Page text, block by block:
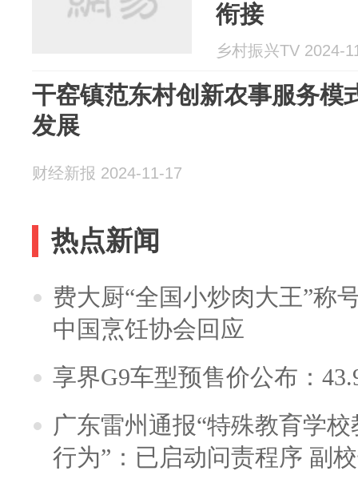
衔接
乡村振兴TV 2024-
干窑镇范东村创新农事服务模
发展
财经新报 2024-11-17
热点新闻
费大厨“全国小炒肉大王”称
中国烹饪协会回应
享界G9车型预售价公布：
广东雷州通报“特殊教育学
行为”：已启动问责程序 副